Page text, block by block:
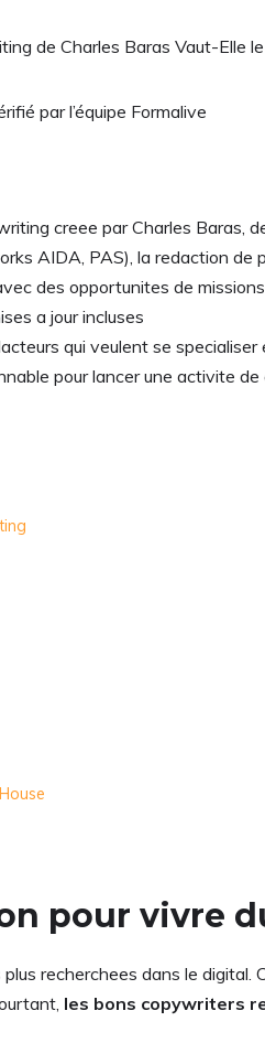
de Charles Baras Vaut-Elle le
par l’équipe Formalive
creee par Charles Baras,
AIDA, PAS), la redaction de
des opportunites de
a jour incluses
qui veulent se
pour lancer une activite
pour vivre
recherchees dans le
les bons copywriters